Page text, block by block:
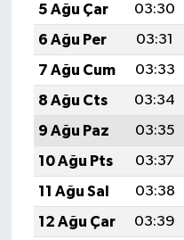
5 Ağu Çar
03:30
6 Ağu Per
03:31
7 Ağu Cum
03:33
8 Ağu Cts
03:34
9 Ağu Paz
03:35
10 Ağu Pts
03:37
11 Ağu Sal
03:38
12 Ağu Çar
03:39